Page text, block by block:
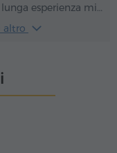
esperienza mi
di organizzare tour
salmi nelle antiche
e racconto leggende
altro